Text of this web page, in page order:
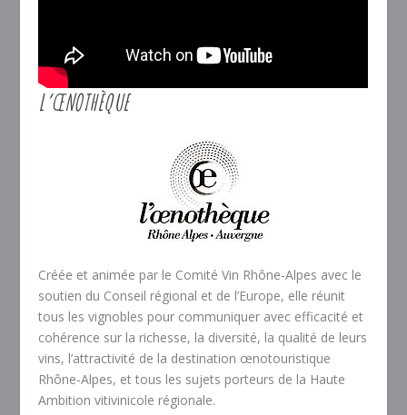
L’ŒNOTHÈQUE
Créée et animée par le Comité Vin Rhône-Alpes avec le
soutien du Conseil régional et de l’Europe, elle réunit
tous les vignobles pour communiquer avec efficacité et
cohérence sur la richesse, la diversité, la qualité de leurs
vins, l’attractivité de la destination œnotouristique
Rhône-Alpes, et tous les sujets porteurs de la Haute
Ambition vitivinicole régionale.